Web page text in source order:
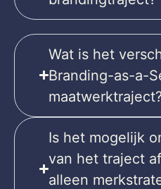
Wat is het
Branding-as-a-
maatwerktraject?
Is het mogelijk
van het traject
alleen